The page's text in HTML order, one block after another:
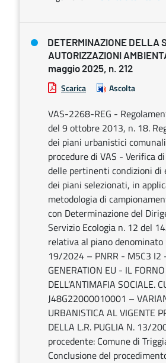
DETERMINAZIONE DELLA
AUTORIZZAZIONI
maggio 2025, n. 212
Scarica Ascolta
VAS-2268-REG -
del 9 ottobre 2013, n. 18.
dei piani urbanistici
procedure di VAS - Verifica
delle pertinenti condizioni di
dei piani selezionati, in
metodologia di
con Determinazione del
Servizio Ecologia n. 12 del
relativa al piano denominato
19/2024 – PNRR - M5C3 I2
GENERATION EU - IL FORNO
DELL’ANTIMAFIA SOCIALE.
J48G22000010001 –
URBANISTICA AL VIGENTE
DELLA L.R. PUGLIA N. 13/
procedente: Comune di
Conclusione del